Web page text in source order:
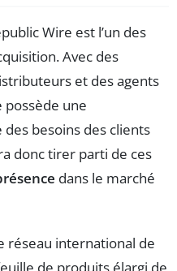
Wire est l’un des
Avec des
et des agents
possède une
besoins des clients
donc tirer parti de ces
dans le marché
réseau international de
de produits élargi de